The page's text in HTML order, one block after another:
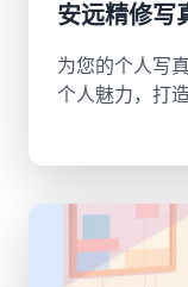
安远精修写
为您的个人写
个人魅力，打